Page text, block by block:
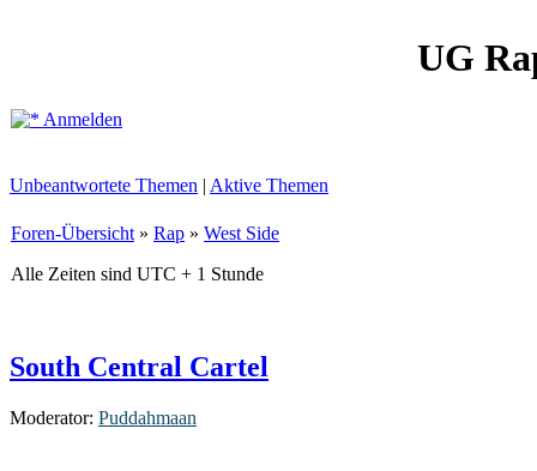
UG
Anmelden
Unbeantwortete Themen | Aktive Themen
Foren-Übersicht » Rap » West Side
Alle Zeiten sind UTC + 1 Stunde
South Central Cartel
Moderator: Puddahmaan